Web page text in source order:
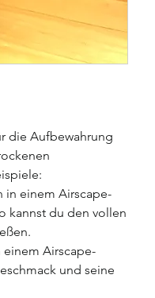
die Aufbewahrung
in einem Airscape-
kannst du den vollen
Airscape-
und seine